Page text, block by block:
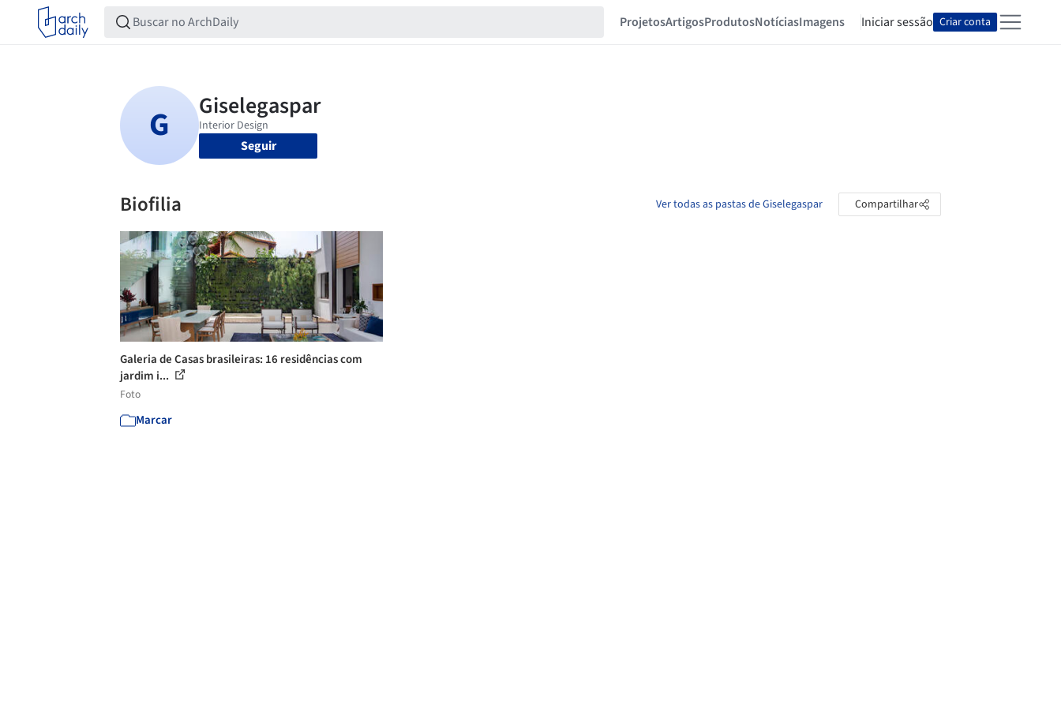
ProjetosArtigosProdutosNotíciasImagens Iniciar sessão Criar conta
Seguir
Biofilia Ver todas as pastas de Giselegaspar Compartilhar
Galeria de Casas brasileiras: 16 residências com
jardim i...
Foto
Marcar